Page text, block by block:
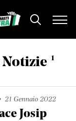
1
21 Gennaio 2022
Josip